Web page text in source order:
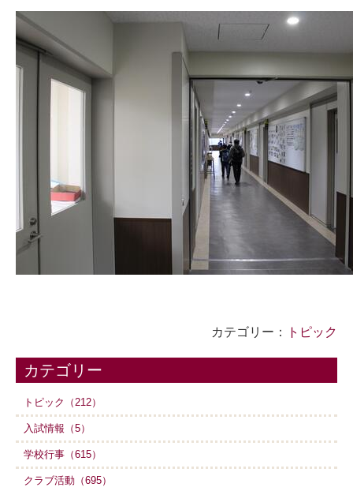
カテゴリー： トピック
カテゴリー
トピック（212）
入試情報（5）
学校行事（615）
クラブ活動（695）